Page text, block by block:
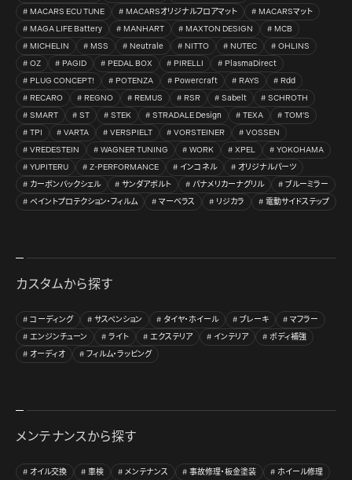
MACARS ECU TUNE
MACARSオリジナルフロアマット
MACARSマット
MAGA LIFE Battery
MANHART MAXTON DESIGN
MCB
MICHELIN
MSS Neutrale NITTO NUTEC
OHLINS
OZ
PAGID PEDAL BOX PIRELLI
PlasmaDirect
PLUG CONCEPT!
POTENZA Powercraft RAYS
Rdd
RECARO
REGNO REMUS RSR Sabelt
SCHROTH
SMART
ST STEK STRADALE Design TEXA
TOM’S
TPI
VARTA VERSPIELT VORSTEINER
VOSSEN
VREDESTEIN
WAGNER TUNING WORK XPEL
YOKOHAMA
YUPITERU
Z-PERFORMANCE インコネル
オリジナルパーツ
カーボンバックシェル
サンダアボルト パナメリカーナグリル
ブルーミラー
ペイントプロテクション・フィルム
マーベラス リジカラ 電動サイドステップ
カスタムから探す
コーディング サスペンション タイヤ・ホイール ブレーキ
マフラー
エンジンチューン
ライト エクステリア インテリア
ボディ補強
オーディオ
フィルム・ラッピング
メンテナンスから探す
オイル交換 車検 メンテナンス 事故修理・板金塗装
ホイール修理